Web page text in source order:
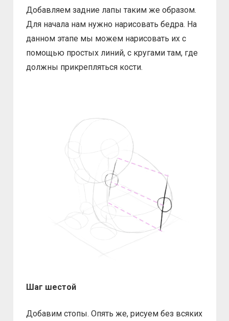
Добавляем задние лапы таким же образом.
Для начала нам нужно нарисовать бедра. На
данном этапе мы можем нарисовать их с
помощью простых линий, с кругами там, где
должны прикрепляться кости.
Шаг шестой
Добавим стопы. Опять же, рисуем без всяких